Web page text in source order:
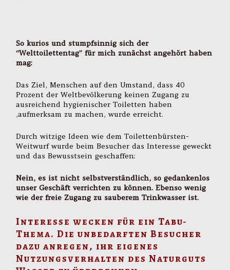
So kurios und stumpfsinnig sich der
“Welttoilettentag” für mich zunächst angehört haben
mag:
Das Ziel, Menschen auf den Umstand, dass 40
Prozent der Weltbevölkerung keinen Zugang zu
ausreichend hygienischer Toiletten haben
,aufmerksam zu machen, wurde erreicht.
Durch witzige Ideen wie dem Toilettenbürsten-
Weitwurf wurde beim Besucher das Interesse geweckt
und das Bewusstsein geschaffen:
Nein, es ist nicht selbstverständlich, so gedankenlos
unser Geschäft verrichten zu können. Ebenso wenig
wie der freie Zugang zu sauberem Trinkwasser ist.
Interesse wecken für ein Tabu-
Thema. Die unbedarften Besucher
dazu anregen, ihr eigenes
Nutzungsverhalten des Naturguts